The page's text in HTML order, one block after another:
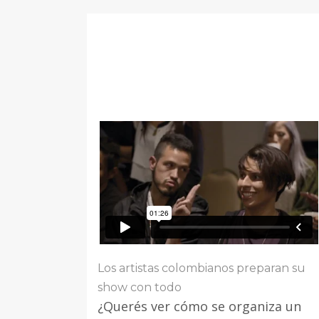
Los artistas colombianos preparan su
show con todo
¿Querés ver cómo se organiza un